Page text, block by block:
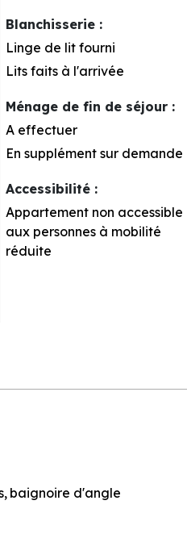
Blanchisserie :
Linge de lit fourni
Lits faits à l'arrivée
Ménage de fin de séjour :
A effectuer
En supplément sur demande
Accessibilité :
Appartement non accessible
aux personnes à mobilité
réduite
baignoire d'angle